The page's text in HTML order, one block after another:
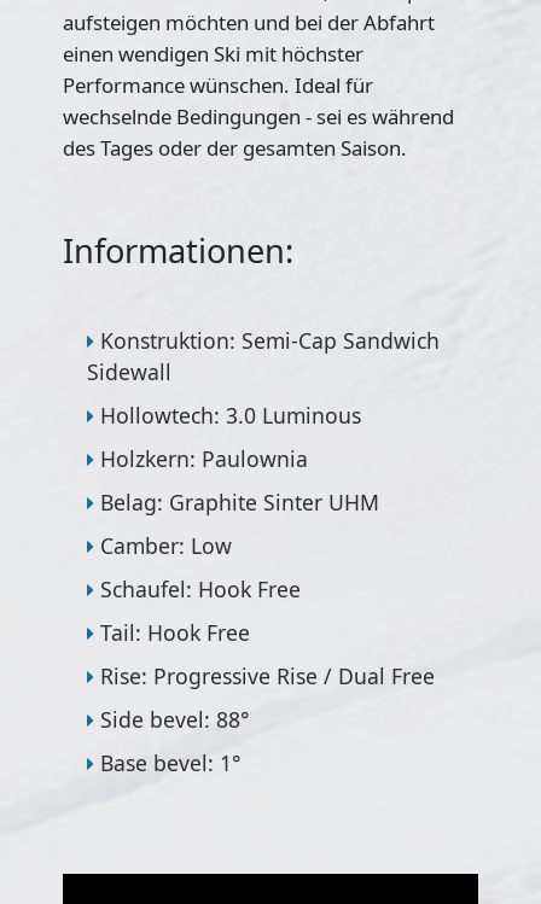
aufsteigen möchten und bei der Abfahrt
einen wendigen Ski mit höchster
Performance wünschen. Ideal für
wechselnde Bedingungen - sei es während
des Tages oder der gesamten Saison.
Informationen:
Konstruktion: Semi-Cap Sandwich
Sidewall
Hollowtech: 3.0 Luminous
Holzkern: Paulownia
Belag: Graphite Sinter UHM
Camber: Low
Schaufel: Hook Free
Tail: Hook Free
Rise: Progressive Rise / Dual Free
Side bevel: 88°
Base bevel: 1°